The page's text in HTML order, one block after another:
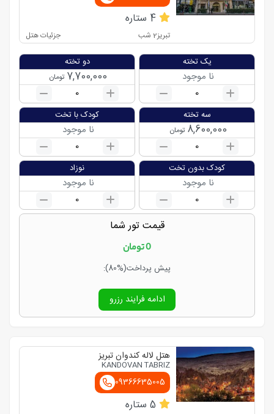
ساعت حرکت 14:55 مدت حرکت
4 ستاره
تبریز2 شب جزئیات هتل
یک تخته
نا موجود
0
دو تخته
7,700,000 تومان
0
سه تخته
8,600,000 تومان
0
کودک با تخت
نا موجود
0
کودک بدون تخت
نا موجود
0
نوزاد
نا موجود
0
قیمت تور شما
0تومان
پیش پرداخت(80%)
:
ادامه فرایند رزرو
هتل لاله کندوان تبریز
KANDOVAN TABRIZ
09366635005
5 ستاره